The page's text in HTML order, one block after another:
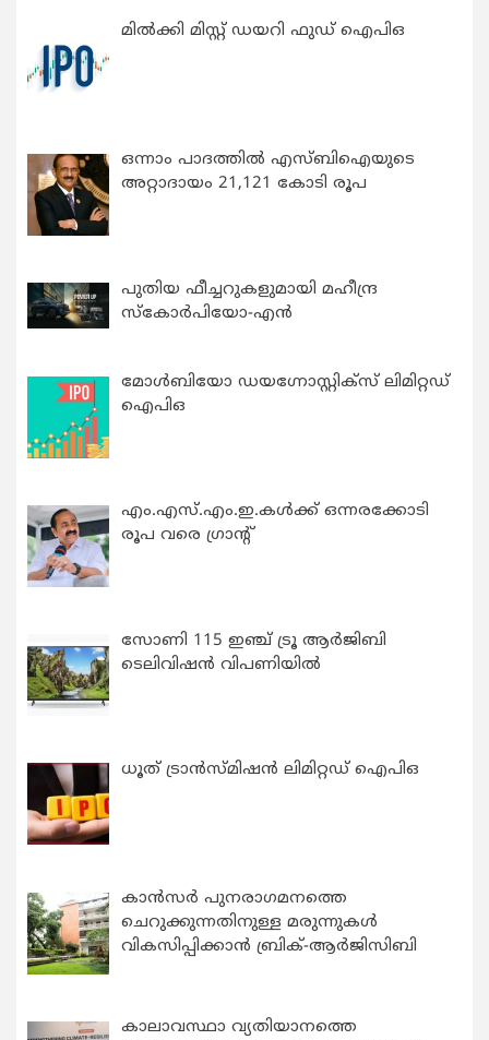
മിൽക്കി മിസ്റ്റ് ഡയറി ഫുഡ് ഐപിഒ
ഒന്നാം പാദത്തിൽ എസ്ബിഐയുടെ
അറ്റാദായം 21,121 കോടി രൂപ
പുതിയ ഫീച്ചറുകളുമായി മഹീന്ദ്ര
സ്കോർപിയോ-എൻ
മോൾബിയോ ഡയഗ്നോസ്റ്റിക്സ് ലിമിറ്റഡ്
ഐപിഒ
എം.എസ്.എം.ഇ.കൾക്ക് ഒന്നരക്കോടി
രൂപ വരെ ഗ്രാന്റ്
സോണി 115 ഇഞ്ച് ട്രൂ ആർജിബി
ടെലിവിഷൻ വിപണിയിൽ
ധൂത് ട്രാൻസ്മിഷൻ ലിമിറ്റഡ് ഐപിഒ
കാന്‍സര്‍ പുനരാഗമനത്തെ
ചെറുക്കുന്നതിനുള്ള മരുന്നുകള്‍
വികസിപ്പിക്കാന്‍ ബ്രിക്-ആര്‍ജിസിബി
കാലാവസ്ഥാ വ്യതിയാനത്തെ